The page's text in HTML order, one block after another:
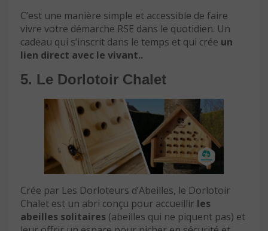
C’est une manière simple et accessible de faire
vivre votre démarche RSE dans le quotidien. Un
cadeau qui s’inscrit dans le temps et qui crée un
lien direct avec le vivant..
5. Le Dorlotoir Chalet
Crée par Les Dorloteurs d’Abeilles, le Dorlotoir
Chalet est un abri conçu pour accueillir les
abeilles solitaires (abeilles qui ne piquent pas) et